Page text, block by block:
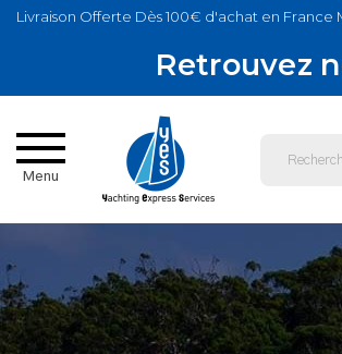
Livraison Offerte Dès 100€ d'achat en France
Retrouvez
Menu